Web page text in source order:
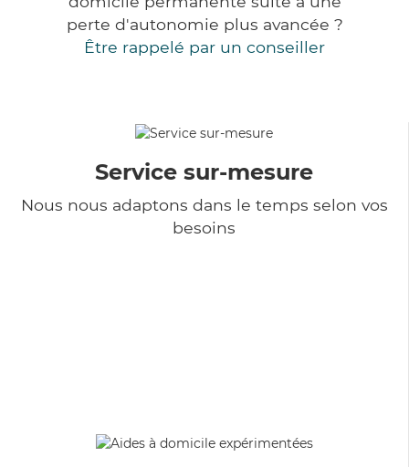
perte d'autonomie plus avancée ?
Être rappelé par un conseiller
Service sur-mesure
Nous nous adaptons dans le temps selon vos
besoins